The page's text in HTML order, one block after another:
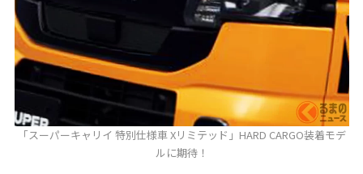
「スーパーキャリイ 特別仕様車 Xリミテッド」HARD CARGO装着モデ
ルに期待！